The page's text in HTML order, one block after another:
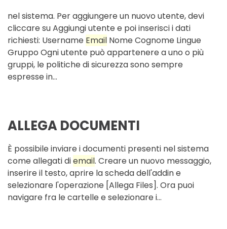
nel sistema. Per aggiungere un nuovo utente, devi
cliccare su Aggiungi utente e poi inserisci i dati
richiesti: Username Email Nome Cognome Lingue
Gruppo Ogni utente può appartenere a uno o più
gruppi, le politiche di sicurezza sono sempre
espresse in...
ALLEGA DOCUMENTI
È possibile inviare i documenti presenti nel sistema
come allegati diemail. Creare un nuovo messaggio,
inserire il testo, aprire la scheda dell'addin e
selezionare l'operazione [Allega Files]. Ora puoi
navigare fra le cartelle e selezionare i...